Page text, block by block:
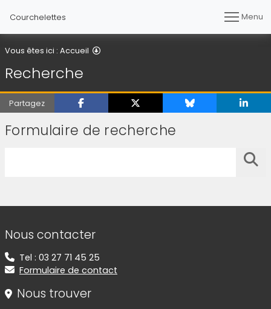
Courchelettes Menu
Vous êtes ici : Accueil
Recherche
Partagez
Formulaire de recherche
Informations de contact
Nous contacter
Tel : 03 27 71 45 25
Formulaire de contact
Nous trouver